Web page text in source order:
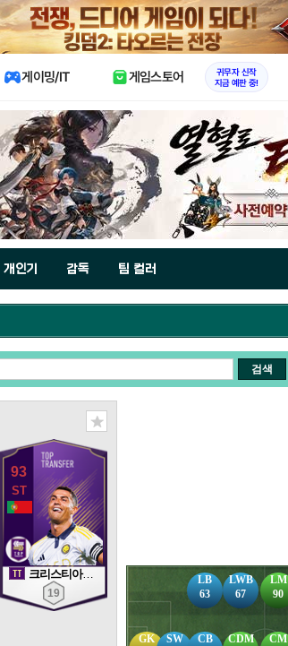
X
게이밍/IT 게임스토어
귀무자 신작
지금 예판 중!
개인기 감독 팀 컬러
검색
93
크리스티아누 호날두
19
GK
SW
CB
LB
63
LWB
67
CDM
CM
LM
90